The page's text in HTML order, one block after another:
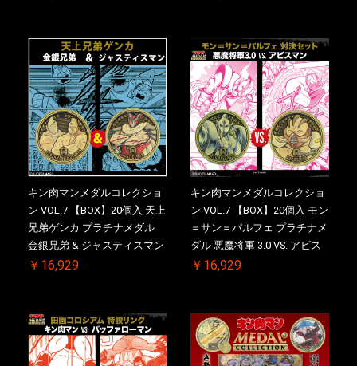
注分】2026/10/30 一斉出荷予
【二次受注分】2026/10/30 一
斉出荷予定
キン肉マンメダルコレクショ
ン VOL.7 【BOX】20個入 天上
兄弟ゲンカ プラチナメダル
金銀兄弟 & ジャスティスマン
2.0 ケース付き【初回購入特
一斉出荷予定
￥16,929
キン肉マンメダルコレクショ
ン VOL.7 【BOX】20個入 モン
＝サン＝パルフェ プラチナメ
ダル 悪魔将軍 3.0 VS. アビス
マン【初回購入特典 】
斉出荷予定
￥16,929